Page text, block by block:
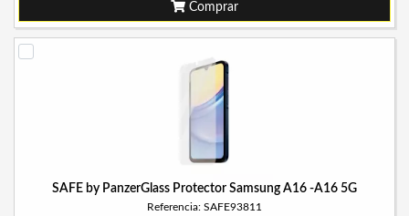
Comprar
SAFE by PanzerGlass Protector Samsung A16 -A16 5G
Referencia: SAFE93811